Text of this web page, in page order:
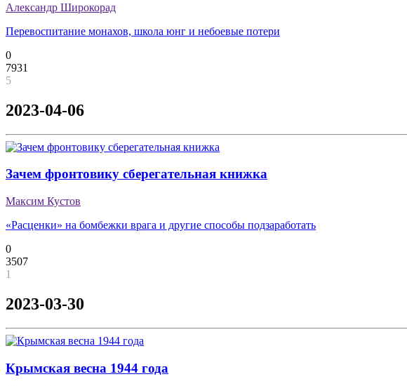
Александр Широкорад
Перевоспитание монахов, школа юнг и небоевые потери
0
7931
5
2023-04-06
Зачем фронтовику сберегательная книжка
Максим Кустов
«Расценки» на бомбежки врага и другие способы подзаработать
0
3507
1
2023-03-30
Крымская весна 1944 года